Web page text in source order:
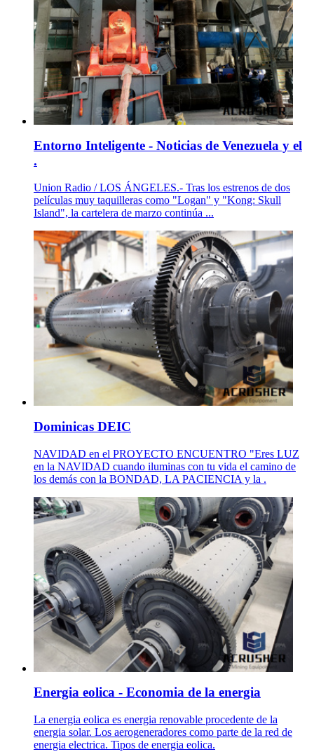
Entorno Inteligente - Noticias de Venezuela y el
.
Union Radio / LOS ÁNGELES.- Tras los estrenos de dos
películas muy taquilleras como "Logan" y "Kong: Skull
Island", la cartelera de marzo continúa ...
Dominicas DEIC
NAVIDAD en el PROYECTO ENCUENTRO "Eres LUZ
en la NAVIDAD cuando iluminas con tu vida el camino de
los demás con la BONDAD, LA PACIENCIA y la .
Energia eolica - Economia de la energia
La energia eolica es energia renovable procedente de la
energia solar. Los aerogeneradores como parte de la red de
energia electrica. Tipos de energia eolica.